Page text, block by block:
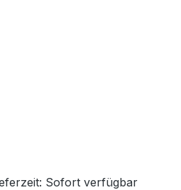
Sofort verfügbar